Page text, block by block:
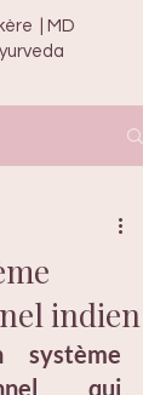
| MD
indien
système
qui